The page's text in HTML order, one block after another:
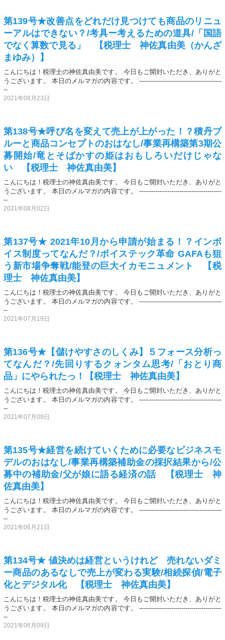
第139号★改善点をどれだけ見つけても商品のリニュ
ーアルはできない？/考具ー考えるための道具/「国語
でなく算数で見る」 【税理士 神佐真由美（かんざ
まゆみ）】
こんにちは！税理士の神佐真由美です。 今日もご開封いただき、ありがと
うございます。 本日のメルマガの内容です。 -----------------------------------------
--
2021年08月23日
第138号★呼び名を変えて売上が上がった！？積丹ブ
ルーと商品コンセプトのおはなし/事業再構築第3期公
募開始/竜とそばかすの姫はおもしろいだけじゃな
い 【税理士 神佐真由美】
こんにちは！税理士の神佐真由美です。 今日もご開封いただき、ありがと
うございます。 本日のメルマガの内容です。 -----------------------------------------
--
2021年08月02日
第137号★ 2021年10月から申請が始まる！？インボ
イス制度ってなんだ？/ボイステック革命 GAFAも狙
う新市場争奪戦/能登の巨大イカモニュメント 【税
理士 神佐真由美】
こんにちは！税理士の神佐真由美です。 今日もご開封いただき、ありがと
うございます。 本日のメルマガの内容です。 -----------------------------------------
--
2021年07月19日
第136号★【儲けやすさのしくみ】５フォース分析っ
てなんだ？/先回りするクォンタム思考/「おとり商
品」にやられたっ！【税理士 神佐真由美】
こんにちは！税理士の神佐真由美です。 今日もご開封いただき、ありがと
うございます。 本日のメルマガの内容です。 -----------------------------------------
--
2021年07月09日
第135号★経営を続けていくために必要なビジネスモ
デルのおはなし/事業再構築補助金の採択結果から/公
募中の補助金/父が娘に語る経済の話 【税理士 神
佐真由美】
こんにちは！税理士の神佐真由美です。 今日もご開封いただき、ありがと
うございます。 本日のメルマガの内容です。 -----------------------------------------
--
2021年06月21日
第134号★ 値決めは経営というけれど 売れないダミ
ー商品のあるなしで売上が変わる実験/相続探偵/電子
化とデジタル化 【税理士 神佐真由美】
こんにちは！税理士の神佐真由美です。 今日もご開封いただき、ありがと
うございます。 本日のメルマガの内容です。 -----------------------------------------
--
2021年06月09日